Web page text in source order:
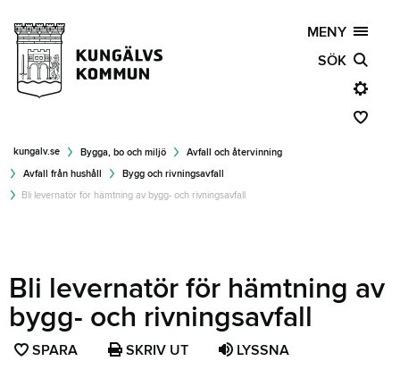
MENY
SÖK
kungalv.se Bygga, bo och miljö
Avfall och återvinning
Avfall från hushåll
Bygg och rivningsavfall
Bli levernatör för hämtning av bygg- och rivningsavfall
Bli levernatör för hämtning av
bygg- och rivningsavfall
SPARA SPARA SKRIV UT LYSSNA